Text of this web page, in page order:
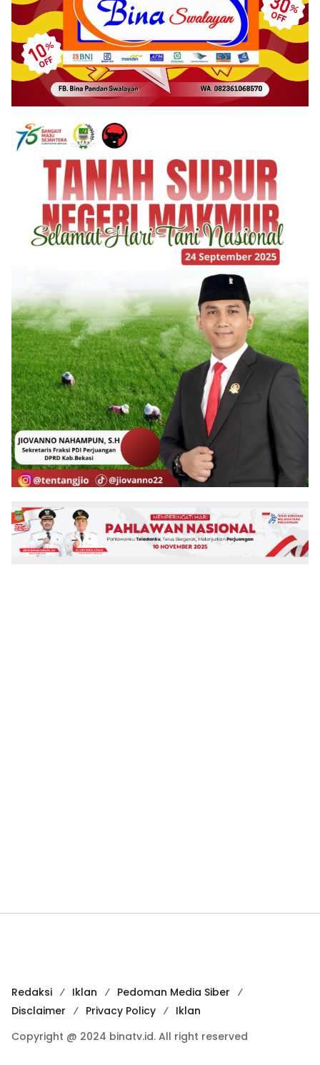
Redaksi Iklan
Pedoman Media Siber
Disclaimer
Privacy Policy
Iklan
Copyright @ 2024 binatv.id. All right reserved